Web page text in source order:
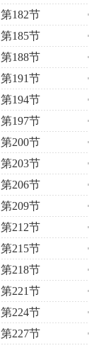
第182节
第185节
第188节
第191节
第194节
第197节
第200节
第203节
第206节
第209节
第212节
第215节
第218节
第221节
第224节
第227节